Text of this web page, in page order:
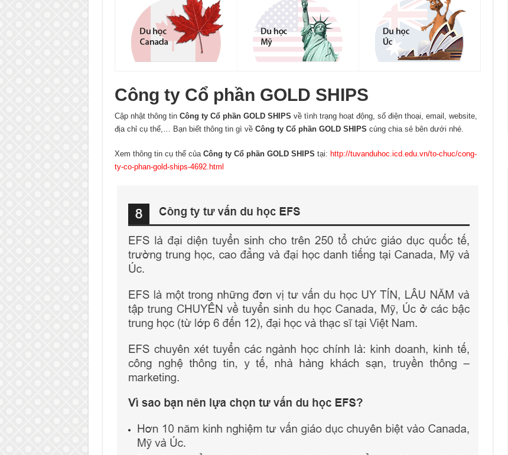
Công ty Cổ phần GOLD SHIPS
Cập nhật thông tin Công ty Cổ phần GOLD SHIPS về tình trạng hoạt động, số điện thoại, email, website,
địa chỉ cụ thể,… Bạn biết thông tin gì về Công ty Cổ phần GOLD SHIPS cùng chia sẻ bên dưới nhé.
Xem thông tin cụ thể của Công ty Cổ phần GOLD SHIPS tại: http://tuvanduhoc.icd.edu.vn/to-chuc/cong-
ty-co-phan-gold-ships-4692.html